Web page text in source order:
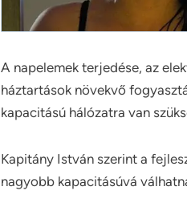
A napelemek terjedése, az
háztartások növekvő
kapacitású hálózatra van
Kapitány István szerint a
nagyobb kapacitásúvá